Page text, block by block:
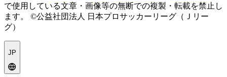
で使用している文章・画像等の無断での複製・転載を禁止し
ます。
©公益社団法人 日本プロサッカーリーグ（Ｊリー
グ）
JP